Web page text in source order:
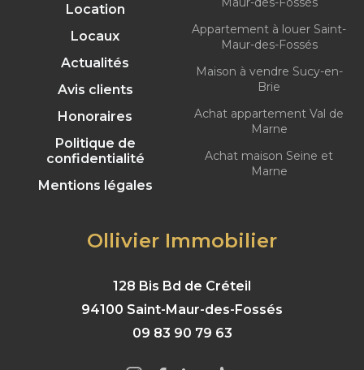
Location
Locaux
Actualités
Avis clients
Honoraires
Politique de
confidentialité
Mentions légales
Appartement à louer Saint-
Maur-des-Fossés
Maison à vendre Sucy-en-
Brie
Achat appartement Val de
Marne
Achat maison Seine et
Marne
Ollivier Immobilier
128 Bis Bd de Créteil
94100 Saint-Maur-des-Fossés
09 83 90 79 63